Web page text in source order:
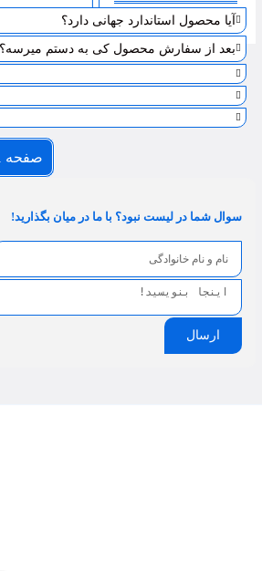
صفحه 1
آیا محصول استاندارد جهانی دارد؟
بعد از سفارش محصول کی به دستم میرسه؟
سوال شما در لیست نبود؟ با ما در میان بگذارید!
ارسال